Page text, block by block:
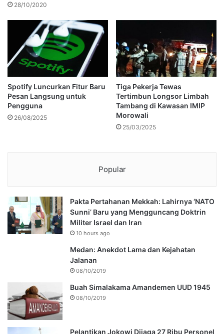
28/10/2020
Spotify Luncurkan Fitur Baru
Pesan Langsung untuk
Pengguna
26/08/2025
Tiga Pekerja Tewas
Tertimbun Longsor Limbah
Tambang di Kawasan IMIP
Morowali
25/03/2025
Popular
Pakta Pertahanan Mekkah: Lahirnya ‘NATO
Sunni’ Baru yang Mengguncang Doktrin
Militer Israel dan Iran
10 hours ago
Medan: Anekdot Lama dan Kejahatan
Jalanan
08/10/2019
Buah Simalakama Amandemen UUD 1945
08/10/2019
Pelantikan Jokowi Dijaga 27 Ribu Personel